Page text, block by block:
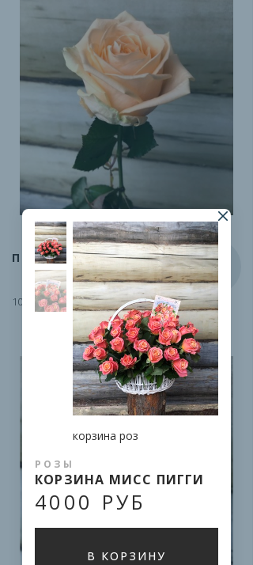
ПИЧ-АВАЛАНЖ
100 руб.
корзина роз
РОЗЫ
КОРЗИНА МИСС ПИГГИ
4000 РУБ
В КОРЗИНУ